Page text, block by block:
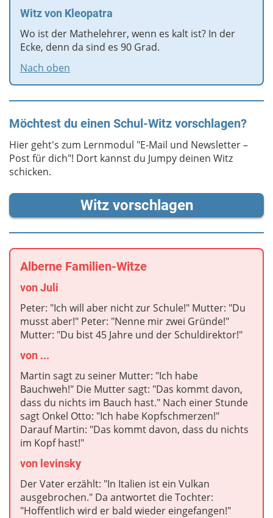
Witz von Kleopatra
Wo ist der Mathelehrer, wenn es kalt ist? In der
Ecke, denn da sind es 90 Grad.
Nach oben
Möchtest du einen Schul-Witz vorschlagen?
Hier geht's zum Lernmodul "E-Mail und Newsletter –
Post für dich"! Dort kannst du Jumpy deinen Witz
schicken.
Witz vorschlagen
Alberne Familien-Witze
von Juli
Peter: "Ich will aber nicht zur Schule!" Mutter: "Du
musst aber!" Peter: "Nenne mir zwei Gründe!"
Mutter: "Du bist 45 Jahre und der Schuldirektor!"
von ...
Martin sagt zu seiner Mutter: "Ich habe
Bauchweh!" Die Mutter sagt: "Das kommt davon,
dass du nichts im Bauch hast." Nach einer Stunde
sagt Onkel Otto: "Ich habe Kopfschmerzen!"
Darauf Martin: "Das kommt davon, dass du nichts
im Kopf hast!"
von levinsky
Der Vater erzählt: "In Italien ist ein Vulkan
ausgebrochen." Da antwortet die Tochter:
"Hoffentlich wird er bald wieder eingefangen!"